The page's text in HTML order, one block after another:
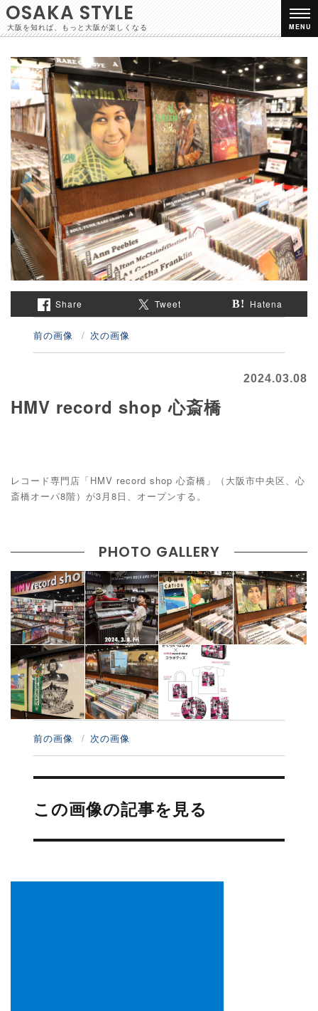
OSAKA STYLE
大阪を知れば、もっと大阪が楽しくなる MENU
Share Tweet Hatena
前の画像 次の画像
2024.03.08
HMV record shop 心斎橋
レコード専門店「HMV record shop 心斎橋」（大阪市中央区、心
斎橋オーパ8階）が3月8日、オープンする。
PHOTO GALLERY
前の画像 次の画像
投
ナ
ビ
ー
この画像の記事を見る